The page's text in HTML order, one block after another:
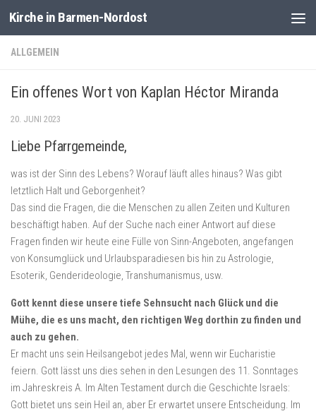
Zum Inhalt springen
Kirche in Barmen-Nordost
ALLGEMEIN
Ein offenes Wort von Kaplan Héctor Miranda
20. JUNI 2023
Liebe Pfarrgemeinde,
was ist der Sinn des Lebens? Worauf läuft alles hinaus? Was gibt
letztlich Halt und Geborgenheit?
Das sind die Fragen, die die Menschen zu allen Zeiten und Kulturen
beschäftigt haben. Auf der Suche nach einer Antwort auf diese
Fragen finden wir heute eine Fülle von Sinn-Angeboten, angefangen
von Konsumglück und Urlaubsparadiesen bis hin zu Astrologie,
Esoterik, Genderideologie, Transhumanismus, usw.
Gott kennt diese unsere tiefe Sehnsucht nach Glück und die
Mühe, die es uns macht, den richtigen Weg dorthin zu finden und
auch zu gehen.
Er macht uns sein Heilsangebot jedes Mal, wenn wir Eucharistie
feiern. Gott lässt uns dies sehen in den Lesungen des 11. Sonntages
im Jahreskreis A. Im Alten Testament durch die Geschichte Israels:
Gott bietet uns sein Heil an, aber Er erwartet unsere Entscheidung. Im